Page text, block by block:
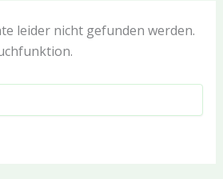
leider nicht gefunden werden.